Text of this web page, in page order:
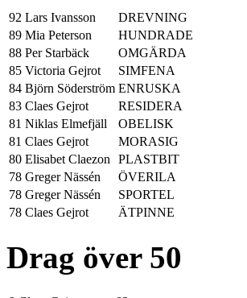
92 Lars Ivansson
DREVNING
89 Mia Peterson
HUNDRADE
88 Per Starbäck
OMGÄRDA
85 Victoria Gejrot
SIMFENA
84 Björn Söderström ENRUSKA
83 Claes Gejrot
RESIDERA
81 Niklas Elmefjäll
OBELISK
81 Claes Gejrot
MORASIG
80 Elisabet Claezon
PLASTBIT
78 Greger Nässén
ÖVERILA
78 Greger Nässén
SPORTEL
78 Claes Gejrot ÄTPINNE
Drag över 50